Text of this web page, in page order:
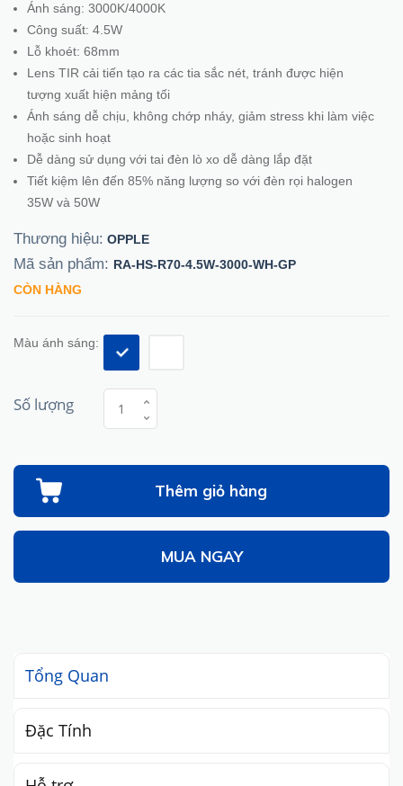
Ánh sáng: 3000K/4000K
Công suất: 4.5W
Lỗ khoét: 68mm
Lens TIR cải tiến tạo ra các tia sắc nét, tránh được hiện
tượng xuất hiện mảng tối
Ánh sáng dễ chịu, không chớp nháy, giảm stress khi làm việc
hoặc sinh hoạt
Dễ dàng sử dụng với tai đèn lò xo dễ dàng lắp đặt
Tiết kiệm lên đến 85% năng lượng so với đèn rọi halogen
35W và 50W
Thương hiệu: OPPLE
Mã sản phẩm: RA-HS-R70-4.5W-3000-WH-GP
CÒN HÀNG
Màu ánh sáng:
Số lượng
Thêm giỏ hàng
MUA NGAY
Tổng Quan
Đặc Tính